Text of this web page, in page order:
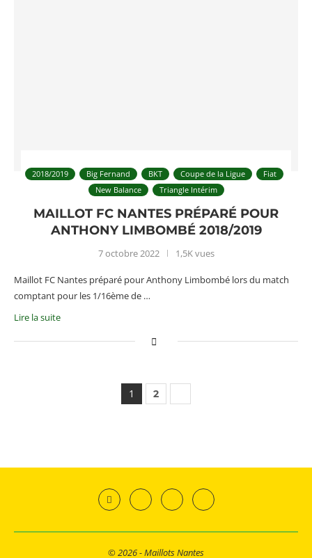
2018/2019 Big Fernand BKT Coupe de la Ligue
Fiat
New Balance
Triangle Intérim
MAILLOT FC NANTES PRÉPARÉ POUR
ANTHONY LIMBOMBÉ 2018/2019
7 octobre 2022 1,5K vues
Maillot FC Nantes préparé pour Anthony Limbombé lors du match
comptant pour les 1/16ème de …
Lire la suite
1 2
© 2026 - Maillots Nantes